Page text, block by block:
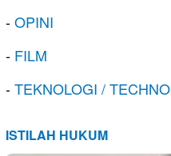
-OPINI
- FILM
-TEKNOLOGI / TECHNO
ISTILAH HUKUM